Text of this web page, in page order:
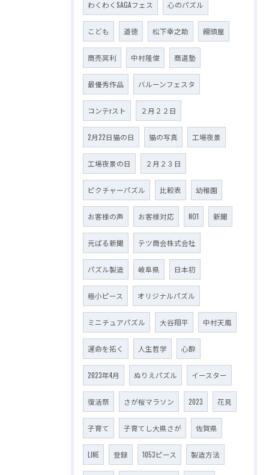
わくわくSAGAフェス 心のパズル
こども 道徳 松下幸之助 饅頭屋
商売冥利 中村隆俊 商道塾
最優秀作品 バルーンフェスタ
コンテrスト ２月２２日
2月22日猫の日 猫の写真 工場夜景
工場夜景の日 ２月２３日
ピクチャーパズル 比較表 幼稚園
お客様の声 お客様対応 NO1 新聞
元ぱる新聞 テツ商会株式会社
パズル製造 岐阜県 日本初
極小ピース オリジナルパズル
ミニチュアパズル 大谷翔平 中村天風
運命を拓く 人生哲学 心酔
2023年4月 ぬりえパズル イースター
復活祭 さが桜マラソン 2023 花見
子育て 子育てし大県さが 佐賀県
LINE 登録 1053ピース 製造方法